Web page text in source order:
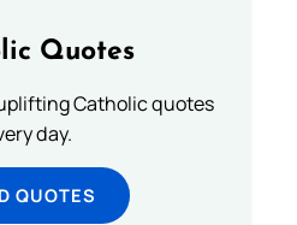
Quotes
Catholic quotes
day.
QUOTES